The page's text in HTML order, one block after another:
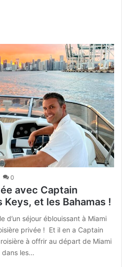
0
avec Captain
et les Bahamas !
d’un séjour éblouissant à Miami
privée ! Et il en a Captain
à offrir au départ de Miami
dans les…